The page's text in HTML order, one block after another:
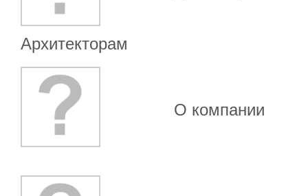
Архитекторам
О компании